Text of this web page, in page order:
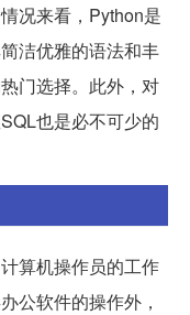
况来看，Python是
洁优雅的语法和丰
门选择。此外，对
也是必不可少的
算机操作员的工作
公软件的操作外，